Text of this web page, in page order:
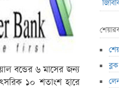
বন্ডের ৬ মাসের জন্য
১০ শতাংশ হারে
হিসাব